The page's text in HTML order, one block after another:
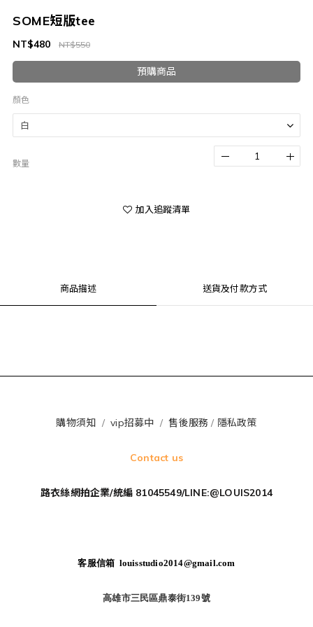
SOME短版tee
NT$550
NT$480
預購商品
顏色
數量
加入追蹤清單
商品描述 送貨及付款方式
購物須知 /vip招募中 /售後服務 / 隱私政策
Contact us
路衣絲網拍企業/統編 81045549/LINE:@LOUIS2014
客服信箱 louisstudio2014@gmail.com
高雄市三民區鼎泰街139號